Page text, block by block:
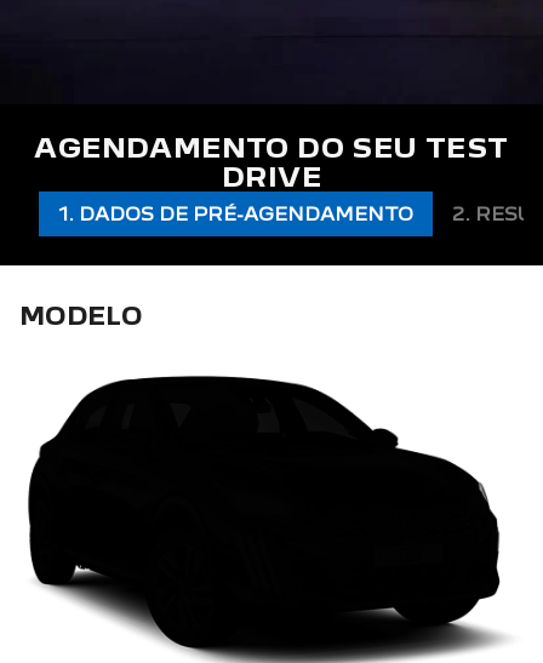
AGENDAMENTO DO SEU TEST
DRIVE
1. DADOS DE PRÉ-AGENDAMENTO 2.
MODELO